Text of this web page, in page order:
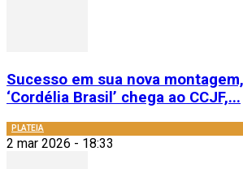
Sucesso em sua nova
‘Cordélia Brasil’ chega ao CCJF,...
PLATEIA
2 mar 2026 - 18:33